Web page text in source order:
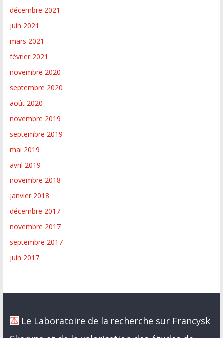
décembre 2021
juin 2021
mars 2021
février 2021
novembre 2020
septembre 2020
août 2020
novembre 2019
septembre 2019
mai 2019
avril 2019
novembre 2018
janvier 2018
décembre 2017
novembre 2017
septembre 2017
juin 2017
Le Laboratoire de la recherche sur Francysk